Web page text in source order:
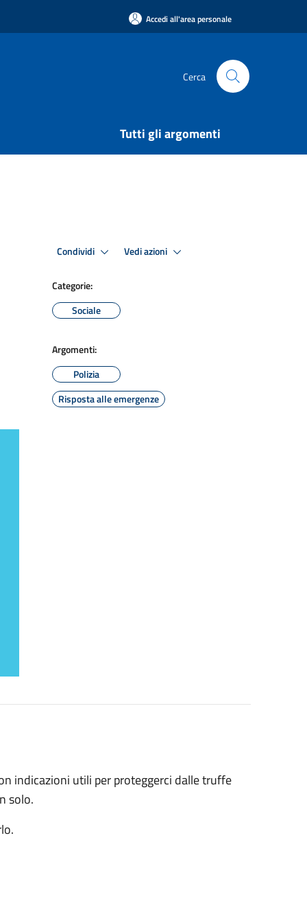
Accedi all'area personale
Cerca
Tutti gli argomenti
Condividi Vedi azioni
Categorie:
Sociale
Argomenti:
Polizia
Risposta alle emergenze
indicazioni utili per proteggerci dalle truffe
solo.